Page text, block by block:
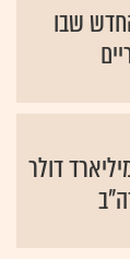
שבו
סגרה פיננסית 1.3 מיליארד דולר